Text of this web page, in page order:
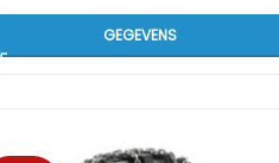
GEGEVENS